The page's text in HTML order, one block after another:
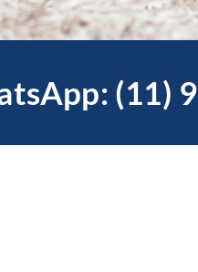
(11)